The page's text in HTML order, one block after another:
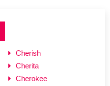
Cherish
Cherita
Cherokee